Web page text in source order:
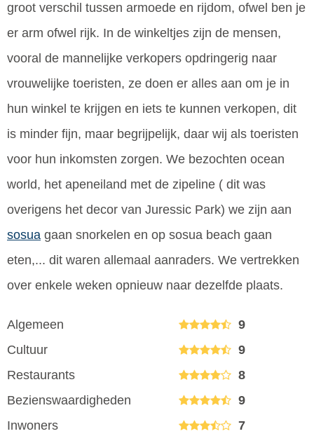
groot verschil tussen armoede en rijdom, ofwel ben je
er arm ofwel rijk. In de winkeltjes zijn de mensen,
vooral de mannelijke verkopers opdringerig naar
vrouwelijke toeristen, ze doen er alles aan om je in
hun winkel te krijgen en iets te kunnen verkopen, dit
is minder fijn, maar begrijpelijk, daar wij als toeristen
voor hun inkomsten zorgen. We bezochten ocean
world, het apeneiland met de zipeline ( dit was
overigens het decor van Juressic Park) we zijn aan
sosua gaan snorkelen en op sosua beach gaan
eten,... dit waren allemaal aanraders. We vertrekken
over enkele weken opnieuw naar dezelfde plaats.
Algemeen
9
Cultuur
9
Restaurants
8
Bezienswaardigheden
9
Inwoners
7